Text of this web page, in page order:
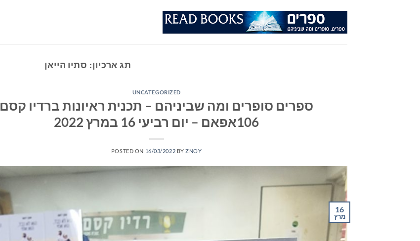
תג ארכיון: סתיו הייאן
UNCATEGORIZED
ספרים סופרים ומה שביניהם – תכנית ראיונות ברדיו קסם
106אפאם – יום רביעי 16 במרץ 2022
POSTED ON 16/03/2022 BYZNOY
16
מרץ